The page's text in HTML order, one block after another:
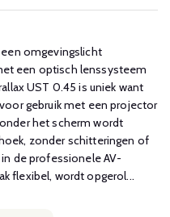
een omgevingslicht
een optisch lenssysteem
UST 0.45 is uniek want
gebruik met een projector
het scherm wordt
zonder schitteringen of
de professionele AV-
flexibel, wordt opgerol...